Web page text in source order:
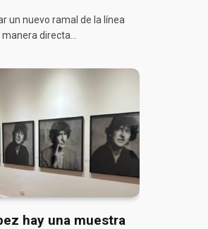
un nuevo ramal de la línea
directa…
hay una muestra